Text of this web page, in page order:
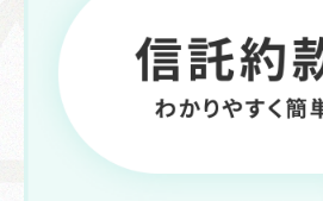
Action